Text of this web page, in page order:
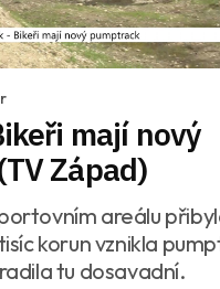
mají nový
Západ)
areálu
korun vznikla
tu dosavadní.